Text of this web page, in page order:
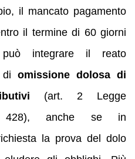
il mancato pagamento
il termine di 60 giorni
può integrare il reato
diomissione dolosa di
(art. 2 Legge
428), anche se in
la prova del dolo